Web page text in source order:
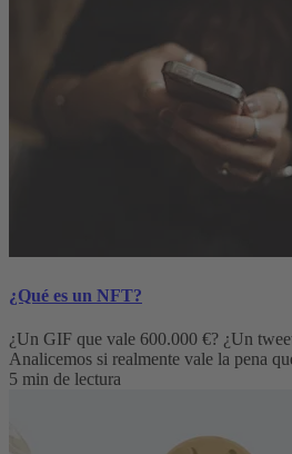
¿Qué es un NFT?
¿Un GIF que vale 600.000 €? ¿Un
Analicemos si realmente vale la pena
5 min de lectura